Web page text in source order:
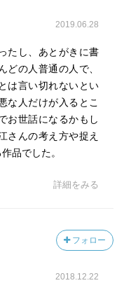
2019.06.28
たし、あとがきに書
どの人普通の人で、
は言い切れないとい
な人だけが入るとこ
お世話になるかもし
さんの考え方や捉え
品でした。
詳細をみる
フォロー
2018.12.22